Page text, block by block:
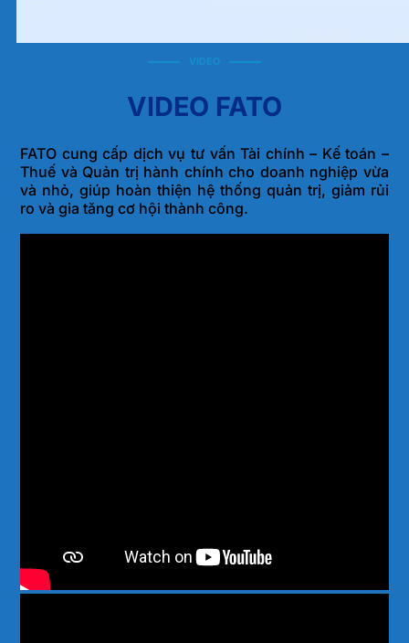
VIDEO
VIDEO FATO
FATO cung cấp dịch vụ tư vấn Tài chính – Kế toán –
Thuế và Quản trị hành chính cho doanh nghiệp vừa
và nhỏ, giúp hoàn thiện hệ thống quản trị, giảm rủi
ro và gia tăng cơ hội thành công.